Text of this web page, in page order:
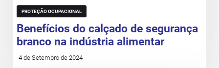
PROTEÇÃO OCUPACIONAL
Benefícios do calçado de segurança
branco na indústria alimentar
4 de Setembro de 2024